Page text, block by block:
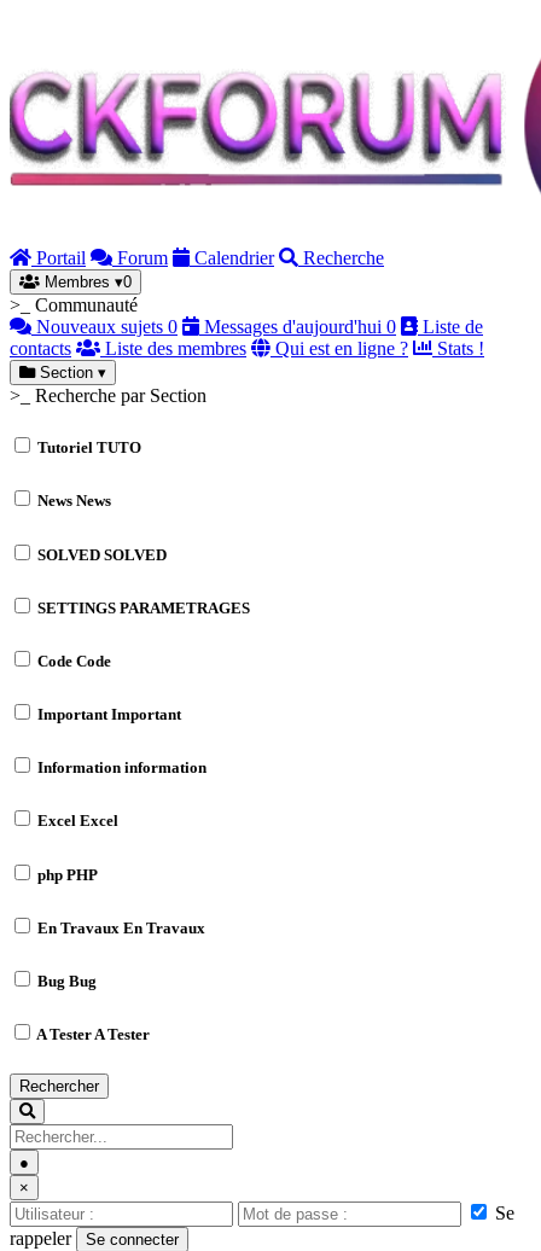
Portail Forum Calendrier Recherche
Membres ▾0
>_ Communauté
Nouveaux sujets 0 Messages d'aujourd'hui 0
Liste de
contacts
Liste des membres Qui est en ligne ? Stats !
Section ▾
>_ Recherche par Section
Tutoriel TUTO
News News
SOLVED SOLVED
SETTINGS PARAMETRAGES
Code Code
ImportantImportant
Information information
Excel Excel
php PHP
En Travaux En Travaux
Bug Bug
A TesterA Tester
Rechercher
●
×
Se
rappeler
Se connecter